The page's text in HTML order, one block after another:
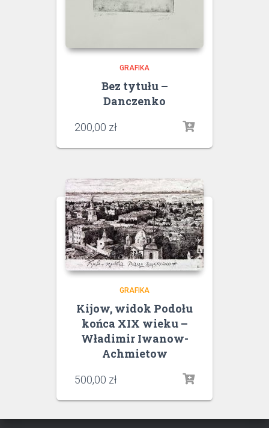
GRAFIKA
Bez tytułu –
Danczenko
200,00 zł
GRAFIKA
Kijow, widok Podołu
końca XIX wieku –
Władimir Iwanow-
Achmietow
500,00 zł